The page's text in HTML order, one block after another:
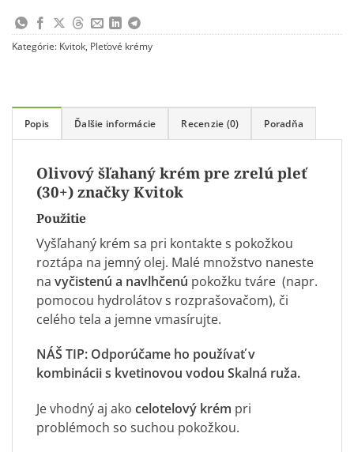
Kategórie: Kvitok, Pleťové krémy
Popis Ďalšie informácie Recenzie (0) Poradňa
Olivový šľahaný krém pre zrelú pleť
(30+) značky Kvitok
Použitie
Vyšľahaný krém sa pri kontakte s pokožkou
roztápa na jemný olej. Malé množstvo naneste
na vyčistenú a navlhčenú pokožku tváre (napr.
pomocou hydrolátov s rozprašovačom), či
celého tela a jemne vmasírujte.
NÁŠ TIP: Odporúčame ho používať v
kombinácii s kvetinovou vodou Skalná ruža.
Je vhodný aj ako celotelový krém pri
problémoch so suchou pokožkou.